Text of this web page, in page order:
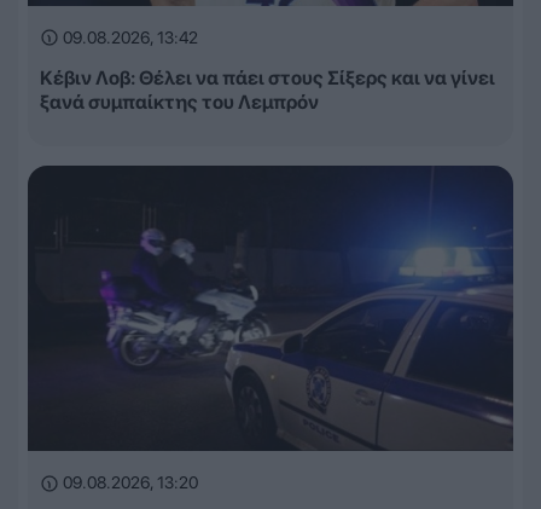
09.08.2026, 13:42
Κέβιν Λοβ: Θέλει να πάει στους Σίξερς και να γίνει
ξανά συμπαίκτης του Λεμπρόν
09.08.2026, 13:20